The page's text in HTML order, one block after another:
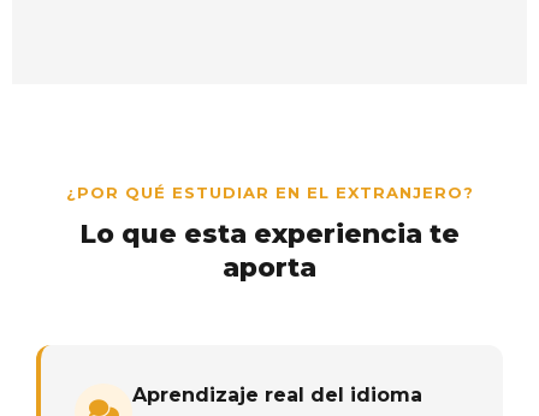
¿POR QUÉ ESTUDIAR EN EL EXTRANJERO?
Lo que esta experiencia te
aporta
Aprendizaje real del idioma